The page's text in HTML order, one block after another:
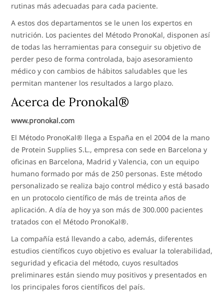
rutinas más adecuadas para cada paciente.
A estos dos departamentos se le unen los expertos en
nutrición. Los pacientes del Método PronoKal, disponen así
de todas las herramientas para conseguir su objetivo de
perder peso de forma controlada, bajo asesoramiento
médico y con cambios de hábitos saludables que les
permitan mantener los resultados a largo plazo.
Acerca de Pronokal®
www.pronokal.com
El Método PronoKal® llega a España en el 2004 de la mano
de Protein Supplies S.L., empresa con sede en Barcelona y
oficinas en Barcelona, Madrid y Valencia, con un equipo
humano formado por más de 250 personas. Este método
personalizado se realiza bajo control médico y está basado
en un protocolo científico de más de treinta años de
aplicación. A día de hoy ya son más de 300.000 pacientes
tratados con el Método PronoKal®.
La compañía está llevando a cabo, además, diferentes
estudios científicos cuyo objetivo es evaluar la tolerabilidad,
seguridad y eficacia del método, cuyos resultados
preliminares están siendo muy positivos y presentados en
los principales foros científicos del país.